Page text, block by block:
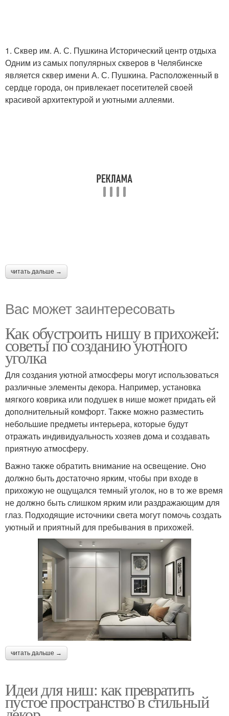
1. Сквер им. А. С. Пушкина Исторический центр отдыха
Одним из самых популярных скверов в Челябинске
является сквер имени А. С. Пушкина. Расположенный в
сердце города, он привлекает посетителей своей
красивой архитектурой и уютными аллеями.
читать дальше →
Вас может заинтересовать
Как обустроить нишу в прихожей:
советы по созданию уютного
уголка
Для создания уютной атмосферы могут использоваться
различные элементы декора. Например, установка
мягкого коврика или подушек в нише может придать ей
дополнительный комфорт. Также можно разместить
небольшие предметы интерьера, которые будут
отражать индивидуальность хозяев дома и создавать
приятную атмосферу.
Важно также обратить внимание на освещение. Оно
должно быть достаточно ярким, чтобы при входе в
прихожую не ощущался темный уголок, но в то же время
не должно быть слишком ярким или раздражающим для
глаз. Подходящие источники света могут помочь создать
уютный и приятный для пребывания в прихожей.
читать дальше →
Идеи для ниш: как превратить
пустое пространство в стильный